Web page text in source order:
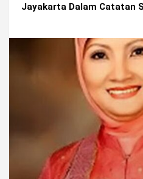
Jayakarta Dalam Catatan